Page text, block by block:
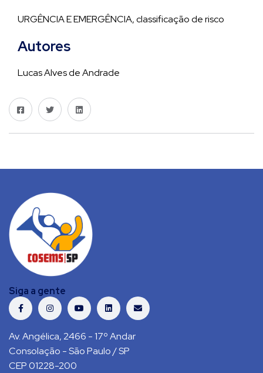
URGÊNCIA E EMERGÊNCIA, classificação de risco
Autores
Lucas Alves de Andrade
Siga a gente
Av. Angélica, 2466 - 17º Andar
Consolação - São Paulo / SP
CEP 01228-200